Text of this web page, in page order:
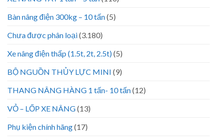
Bàn nâng điện 300kg – 10 tấn(5)
Chưa được phân loại(3.180)
Xe nâng điện thấp (1.5t, 2t, 2.5t)(5)
BỘ NGUỒN THỦY LỰC MINI (9)
THANG NÂNG HÀNG 1 tấn- 10 tấn(12)
VỎ – LỐP XE NÂNG(13)
Phụ kiện chính hãng(17)